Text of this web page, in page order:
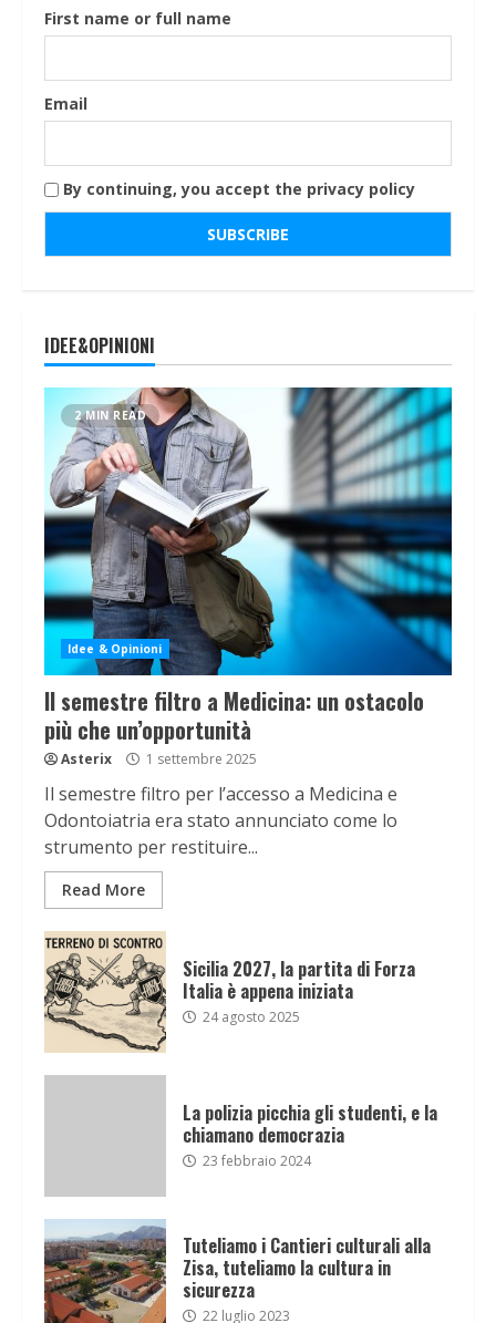
First name or full name
Email
By continuing, you accept the privacy policy
IDEE&OPINIONI
2 MIN READ
Idee & Opinioni
Il semestre filtro a Medicina: un ostacolo
più che un’opportunità
Asterix 1 settembre 2025
Il semestre filtro per l’accesso a Medicina e
Odontoiatria era stato annunciato come lo
strumento per restituire...
Read More
Sicilia 2027, la partita di Forza
Italia è appena iniziata
24 agosto 2025
La polizia picchia gli studenti, e la
chiamano democrazia
23 febbraio 2024
Tuteliamo i Cantieri culturali alla
Zisa, tuteliamo la cultura in
sicurezza
22 luglio 2023